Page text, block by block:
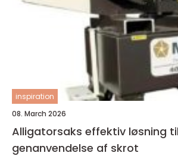
inspiration
08. March 2026
Alligatorsaks effektiv løsning til sortering og
genanvendelse af skrot